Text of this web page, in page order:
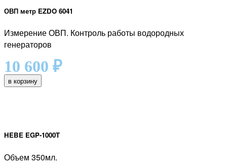
ОВП метр EZDO 6041
Измерение ОВП. Контроль работы водородных
генераторов
10 600 ₽
в корзину
HEBE EGP-1000T
Объем 350мл.